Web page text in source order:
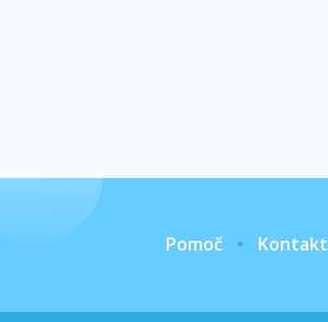
Pomoč Kontakt